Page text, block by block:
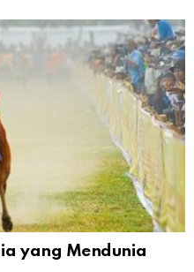
yang Mendunia